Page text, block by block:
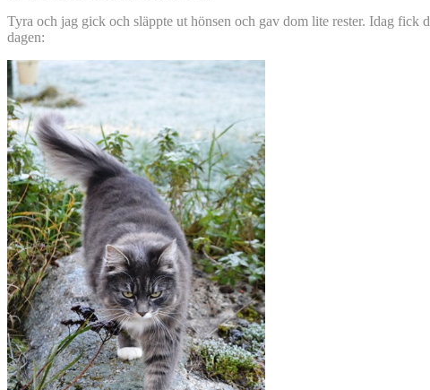
Tyra och jag gick och släppte ut hönsen och gav dom lite rester. Idag fick
dagen: